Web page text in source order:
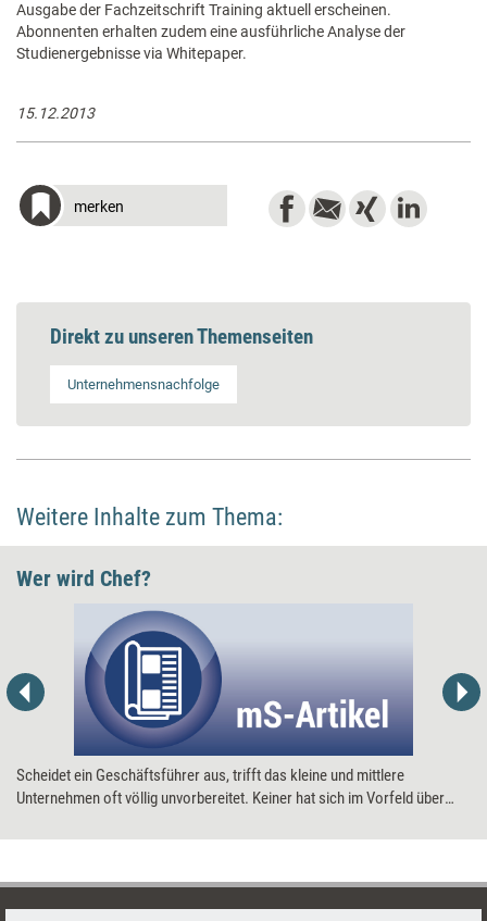
Ausgabe der Fachzeitschrift Training aktuell erscheinen.
Abonnenten erhalten zudem eine ausführliche Analyse der
Studienergebnisse via Whitepaper.
15.12.2013
merken
Direkt zu unseren Themenseiten
Unternehmensnachfolge
Weitere Inhalte zum Thema:
Wer wird Chef?
Scheidet ein Geschäftsführer aus, trifft das kleine und mittlere
Unternehmen oft völlig unvorbereitet. Keiner hat sich im Vorfeld über
Brisanz besitzt, ist schnelles Handeln gefragt: Wie findet sich rasch ein